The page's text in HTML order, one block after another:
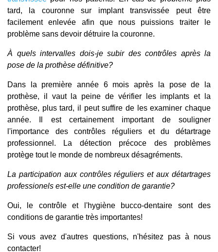
tard, la couronne sur implant transvissée peut être
facilement enlevée afin que nous puissions traiter le
problème sans devoir détruire la couronne.
À quels intervalles dois-je subir des contrôles après la
pose de la prothèse définitive?
Dans la première année 6 mois après la pose de la
prothèse, il vaut la peine de vérifier les implants et la
prothèse, plus tard, il peut suffire de les examiner chaque
année. Il est certainement important de souligner
l'importance des contrôles réguliers et du détartrage
professionnel. La détection précoce des problèmes
protège tout le monde de nombreux désagréments.
La participation aux contrôles réguliers et aux détartrages
professionels est-elle une condition de garantie?
Oui, le contrôle et l'hygiène bucco-dentaire sont des
conditions de garantie très importantes!
Si vous avez d'autres questions, n'hésitez pas à nous
contacter!